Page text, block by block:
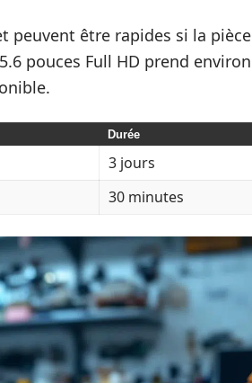
peuvent être rapides si la pièce
pouces Full HD prend environ
Durée
3 jours
30 minutes